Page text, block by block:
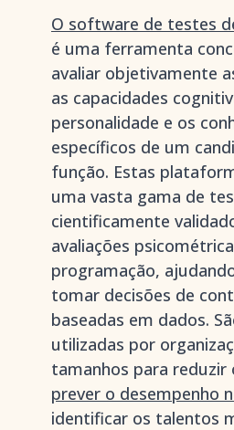
O software de testes
é uma ferramenta
avaliar objetivamente
as capacidades
personalidade e os
específicos de um
função. Estas
uma vasta gama de
cientificamente
avaliações
programação,
tomar decisões de
baseadas em dados.
utilizadas por
tamanhos para reduzir
prever o desempenho
identificar os talentos